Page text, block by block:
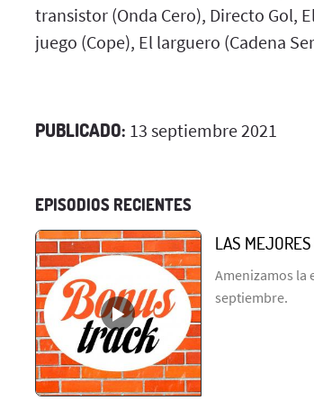
transistor (Onda Cero), Directo Gol,
juego (Cope), El larguero (Cadena
PUBLICADO: 13 septiembre 2021
EPISODIOS RECIENTES
LAS
Amenizamos la
septiembre.